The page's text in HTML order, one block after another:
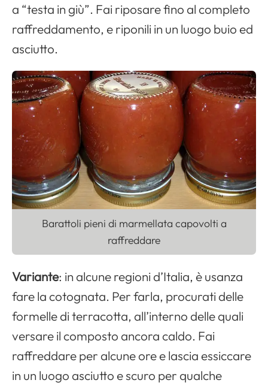
a “testa in giù”. Fai riposare fino al completo
raffreddamento, e riponili in un luogo buio ed
asciutto.
Barattoli pieni di marmellata capovolti a
raffreddare
Variante: in alcune regioni d’Italia, è usanza
fare la cotognata. Per farla, procurati delle
formelle di terracotta, all’interno delle quali
versare il composto ancora caldo. Fai
raffreddare per alcune ore e lascia essiccare
in un luogo asciutto e scuro per qualche